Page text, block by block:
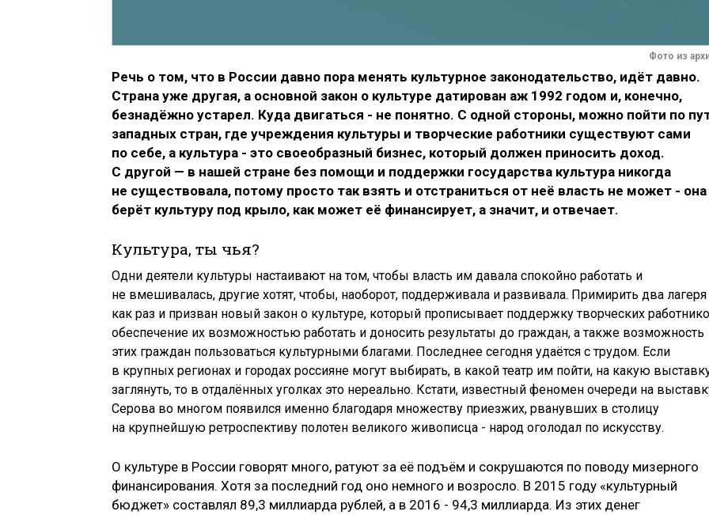
Фото из
Речь о том, что в России давно пора менять культурное законодательство, идёт давно.
Страна уже другая, а основной закон о культуре датирован аж 1992 годом и, конечно,
безнадёжно устарел. Куда двигаться - не понятно. С одной стороны, можно пойти по
западных стран, где учреждения культуры и творческие работники существуют сами
по себе, а культура - это своеобразный бизнес, который должен приносить доход.
С другой — в нашей стране без помощи и поддержки государства культура никогда
не существовала, потому просто так взять и отстраниться от неё власть не может - она
берёт культуру под крыло, как может её финансирует, а значит, и отвечает.
Культура, ты чья?
Одни деятели культуры настаивают на том, чтобы власть им давала спокойно работать и
не вмешивалась, другие хотят, чтобы, наоборот, поддерживала и развивала. Примирить два лагеря
как раз и призван новый закон о культуре, который прописывает поддержку творческих
обеспечение их возможностью работать и доносить результаты до граждан, а также возможность
этих граждан пользоваться культурными благами. Последнее сегодня удаётся с трудом. Если
в крупных регионах и городах россияне могут выбирать, в какой театр им пойти, на какую
заглянуть, то в отдалённых уголках это нереально. Кстати, известный феномен очереди на
Серова во многом появился именно благодаря множеству приезжих, рванувших в столицу
на крупнейшую ретроспективу полотен великого живописца - народ оголодал по искусству.
О культуре в России говорят много, ратуют за её подъём и сокрушаются по поводу мизерного
финансирования. Хотя за последний год оно немного и возросло. В 2015 году «культурный
бюджет» составлял 89,3 миллиарда рублей, а в 2016 - 94,3 миллиарда. Из этих денег